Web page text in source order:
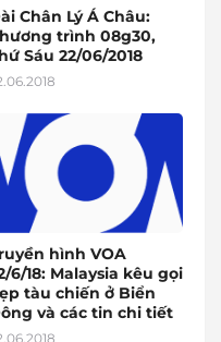
Chân Lý Á Châu:
trình 08g30,
Sáu 22/06/2018
hình VOA
6/18: Malaysia kêu gọi
tàu chiến ở Biển
và các tin chi tiết